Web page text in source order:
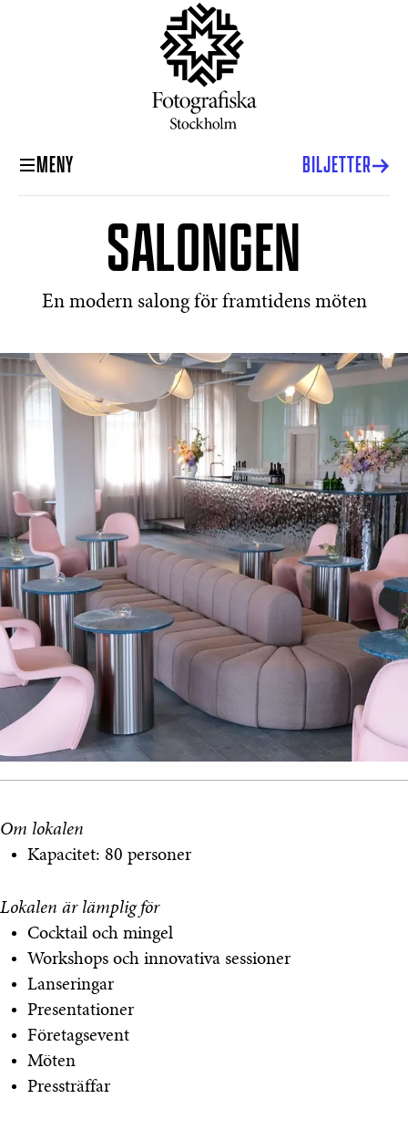
MENY BILJETTER
SALONGEN
En modern salong för framtidens möten
Om lokalen
Kapacitet: 80 personer
Lokalen är lämplig för
Cocktail och mingel
Workshops och innovativa sessioner
Lanseringar
Presentationer
Företagsevent
Möten
Pressträffar